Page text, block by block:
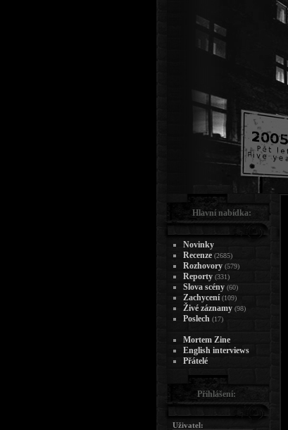
Hlavní nabídka:
Novinky
Recenze (2685)
Rozhovory (579)
Reporty (331)
Slova scény (60)
Zachycení (109)
Živé záznamy (98)
Poslech (17)
Mortem Zine
English interviews
Přátelé
Přihlášení:
Uživatel: